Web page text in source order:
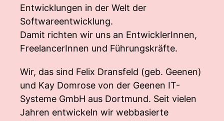
Entwicklungen in der Welt der
Softwareentwicklung.
Damit richten wir uns an EntwicklerInnen,
FreelancerInnen und Führungskräfte.
Wir, das sind Felix Dransfeld (geb. Geenen)
und Kay Domrose von der Geenen IT-
Systeme GmbH aus Dortmund. Seit vielen
Jahren entwickeln wir webbasierte